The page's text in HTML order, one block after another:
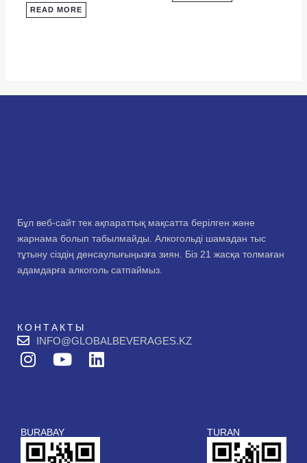
READ MORE
Бұл веб-сайт тек ақпараттық мақсатта берілген және
жарнама болып табылмайды. Алкогольді шамадан тыс
тұтыну сіздің денсаулығыңызға зиян. Біз 21 жасқа толмаған
адамдарға алкоголь сатпаймыз.
КОНТАКТЫ
INFO@GLOBALBEVERAGES.KZ
I
n
a
g
r
Y
u
b
e
L
i
d
BURABAY TURAN